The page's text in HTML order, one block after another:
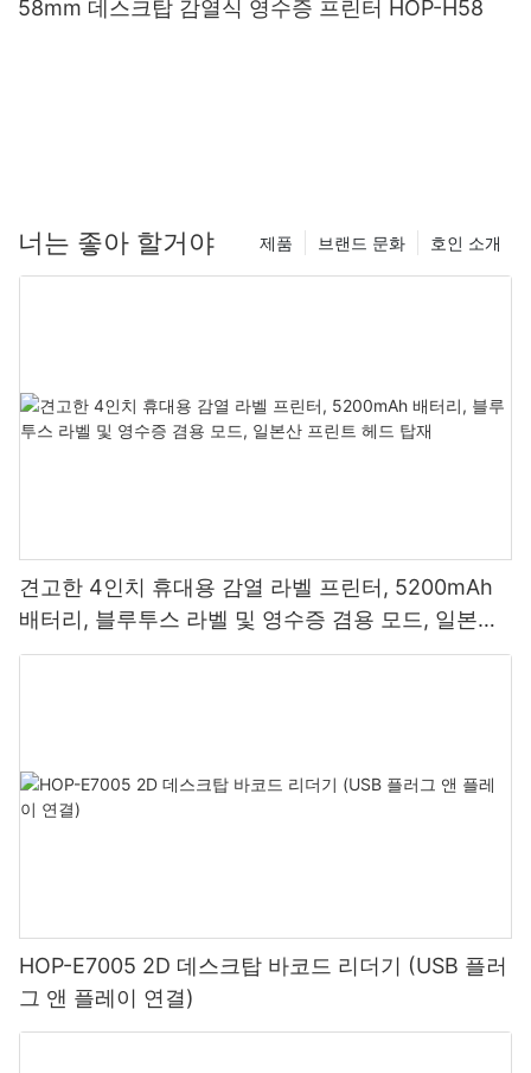
58mm 데스크탑 감열식 영수증 프린터 HOP-H58
너는 좋아 할거야 호인 소개
브랜드 문화
제품
견고한 4인치 휴대용 감열 라벨 프린터, 5200mAh
배터리, 블루투스 라벨 및 영수증 겸용 모드, 일본산
프린트 헤드 탑재
HOP-E7005 2D 데스크탑 바코드 리더기 (USB 플러
그 앤 플레이 연결)